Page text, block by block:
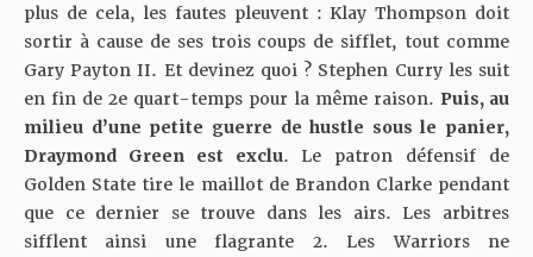
plus de cela, les fautes pleuvent : Klay Thompson doit
sortir à cause de ses trois coups de sifflet, tout comme
Gary Payton II. Et devinez quoi ? Stephen Curry les suit
en fin de 2e quart-temps pour la même raison. Puis, au
milieu d’une petite guerre de hustle sous le panier,
Draymond Green est exclu. Le patron défensif de
Golden State tire le maillot de Brandon Clarke pendant
que ce dernier se trouve dans les airs. Les arbitres
sifflent ainsi une flagrante 2. Les Warriors ne